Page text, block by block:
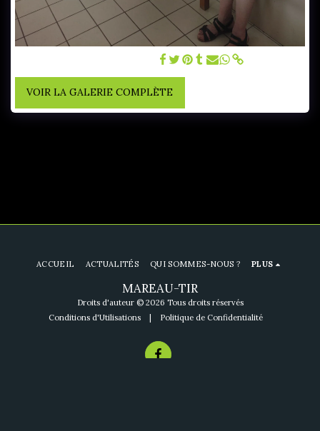
VOIR LA GALERIE COMPLÈTE
MAREAU-TIR
Droits d'auteur © 2026 Tous droits réservés
Conditions d'Utilisations
Politique de Confidentialité
ACCUEIL ACTUALITÉS QUI SOMMES-NOUS ? PLUS